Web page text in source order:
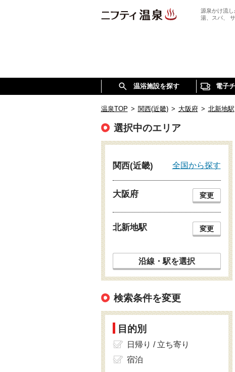
源泉かけ流
湯、スパ、
温浴施設を探す 電子
温泉TOP > 関西(近畿) > 大阪府 > 北新地駅
選択中のエリア
関西(近畿) 全国から探す
大阪府 変更
北新地駅 変更
沿線・駅を選択
検索条件を変更
目的別
日帰り / 立ち寄り
宿泊